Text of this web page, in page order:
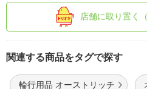
店舗に取り置く
関連する商品をタグで探す
輪行用品 オーストリッチ